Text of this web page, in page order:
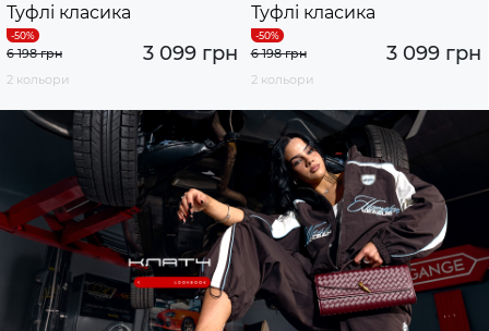
Туфлі класика
3 099 грн
6 198 грн
2 кольори
Туфлі класика
3 099 грн
6 198 грн
2 кольори